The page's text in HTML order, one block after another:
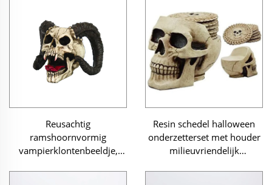
Reusachtig
ramshoornvormig
vampierklontenbeeldje,
Resin schedel halloween
onderzetterset met houder
milieuvriendelijk